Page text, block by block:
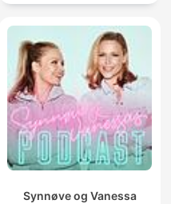
Synnøve og Vanessa